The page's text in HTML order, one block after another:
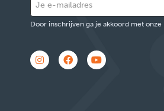
Door inschrijven ga je akkoord met